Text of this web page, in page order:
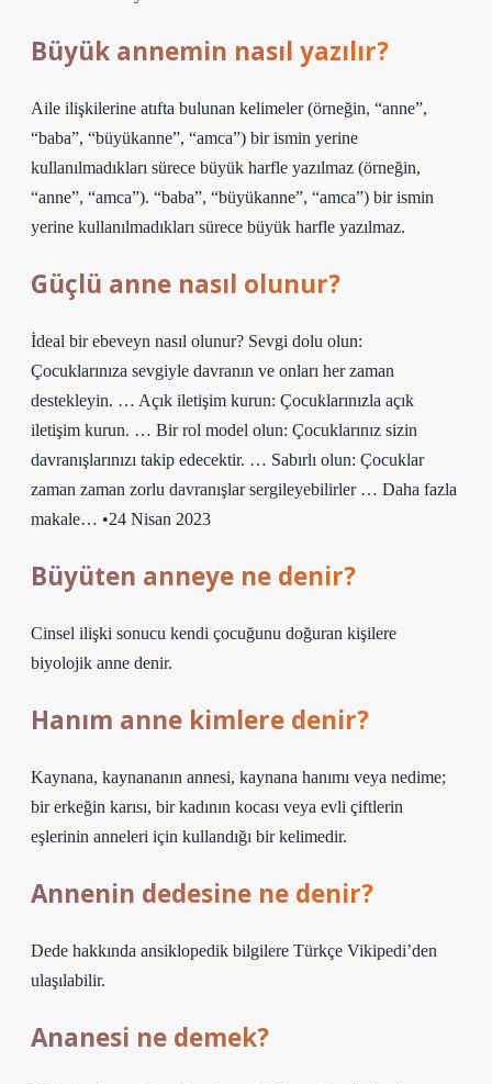
Büyük annemin nasıl yazılır?
Aile ilişkilerine atıfta bulunan kelimeler (örneğin, “anne”,
“baba”, “büyükanne”, “amca”) bir ismin yerine
kullanılmadıkları sürece büyük harfle yazılmaz (örneğin,
“anne”, “amca”). “baba”, “büyükanne”, “amca”) bir ismin
yerine kullanılmadıkları sürece büyük harfle yazılmaz.
Güçlü anne nasıl olunur?
İdeal bir ebeveyn nasıl olunur? Sevgi dolu olun:
Çocuklarınıza sevgiyle davranın ve onları her zaman
destekleyin. … Açık iletişim kurun: Çocuklarınızla açık
iletişim kurun. … Bir rol model olun: Çocuklarınız sizin
davranışlarınızı takip edecektir. … Sabırlı olun: Çocuklar
zaman zaman zorlu davranışlar sergileyebilirler … Daha fazla
makale… •24 Nisan 2023
Büyüten anneye ne denir?
Cinsel ilişki sonucu kendi çocuğunu doğuran kişilere
biyolojik anne denir.
Hanım anne kimlere denir?
Kaynana, kaynananın annesi, kaynana hanımı veya nedime;
bir erkeğin karısı, bir kadının kocası veya evli çiftlerin
eşlerinin anneleri için kullandığı bir kelimedir.
Annenin dedesine ne denir?
Dede hakkında ansiklopedik bilgilere Türkçe Vikipedi’den
ulaşılabilir.
Ananesi ne demek?